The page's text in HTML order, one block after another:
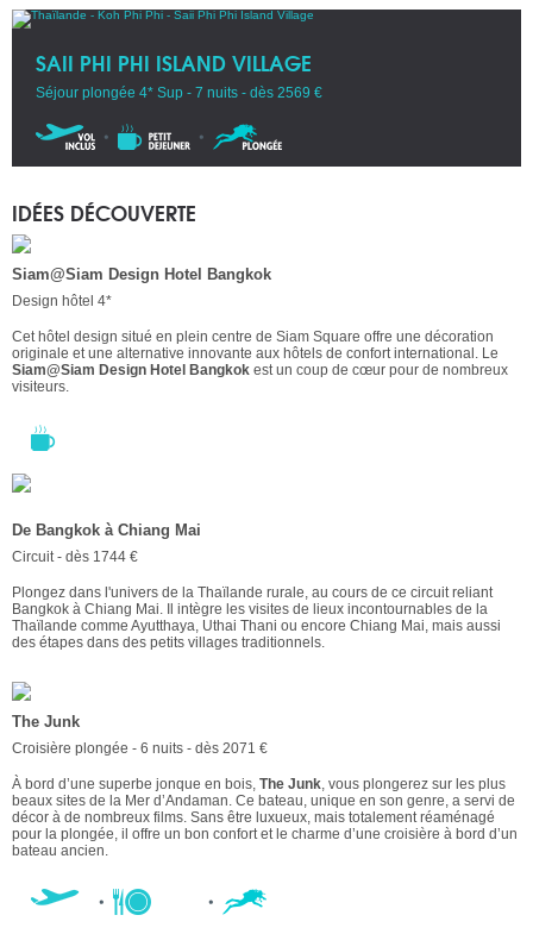
SAII PHI PHI ISLAND VILLAGE
Séjour plongée 4* Sup - 7 nuits - dès 2569 €
IDÉES DÉCOUVERTE
Siam@Siam Design Hotel Bangkok
Design hôtel 4*
Cet hôtel design situé en plein centre de Siam Square offre une décoration
originale et une alternative innovante aux hôtels de confort international. Le
Siam@Siam Design Hotel Bangkok est un coup de cœur pour de nombreux
visiteurs.
De Bangkok à Chiang Mai
Circuit - dès 1744 €
Plongez dans l'univers de la Thaïlande rurale, au cours de ce circuit reliant
Bangkok à Chiang Mai. Il intègre les visites de lieux incontournables de la
Thaïlande comme Ayutthaya, Uthai Thani ou encore Chiang Mai, mais aussi
des étapes dans des petits villages traditionnels.
The Junk
Croisière plongée - 6 nuits - dès 2071 €
À bord d’une superbe jonque en bois, The Junk , vous plongerez sur les plus
beaux sites de la Mer d’Andaman. Ce bateau, unique en son genre, a servi de
décor à de nombreux films. Sans être luxueux, mais totalement réaménagé
pour la plongée, il offre un bon confort et le charme d’une croisière à bord d’un
bateau ancien.